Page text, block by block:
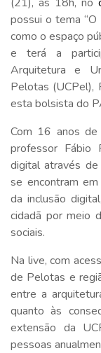
possui o tema “O
como o espaço
e terá a
Arquitetura e
Pelotas (UCPel),
esta bolsista do
Com 16 anos
professor Fábio
digital através
se encontram
da inclusão
cidadã por meio
sociais.
Na live, com
de Pelotas e
entre a
quanto às
extensão da
pessoas